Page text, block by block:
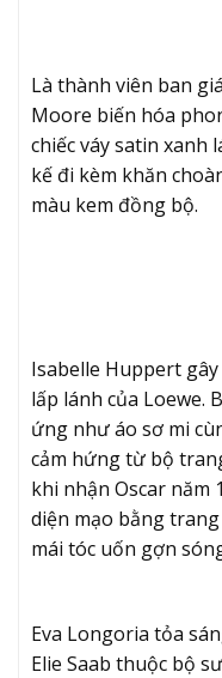
Là thành viên ban
Moore biến hóa
chiếc váy satin xanh
kế đi kèm khăn
màu kem đồng bộ.
Isabelle Huppert
lấp lánh của Loewe.
ứng như áo sơ mi
cảm hứng từ bộ
khi nhận Oscar năm
diện mạo bằng
mái tóc uốn gợn
Eva Longoria tỏa
Elie Saab thuộc bộ